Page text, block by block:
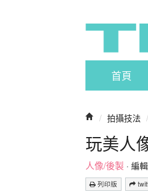
首頁
/ 拍攝技法 /
玩美人
人像/後製 · 編
列印版